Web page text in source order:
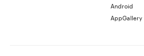
Android
AppGallery